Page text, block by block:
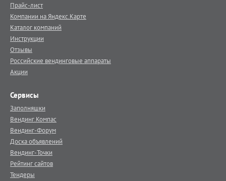
Прайс-лист
Компании на Яндекс.Карте
Каталог компаний
Инструкции
Отзывы
Российские вендинговые аппараты
Акции
Сервисы
Заполняшки
Вендинг.Компас
Вендинг-Форум
Доска объявлений
Вендинг-Точки
Рейтинг сайтов
Тендеры